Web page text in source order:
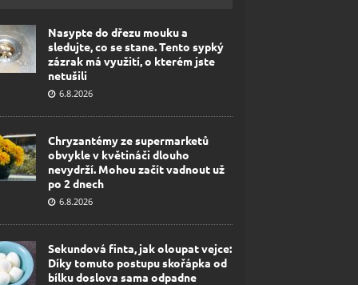
Nasypte do dřezu mouku a
sledujte, co se stane. Tento sypký
zázrak má využití, o kterém jste
netušili
6.8.2026
Chryzantémy ze supermarketů
obvykle v květináči dlouho
nevydrží. Mohou začít vadnout už
po 2 dnech
6.8.2026
Sekundová finta, jak oloupat vejce:
Díky tomuto postupu skořápka od
bílku doslova sama odpadne